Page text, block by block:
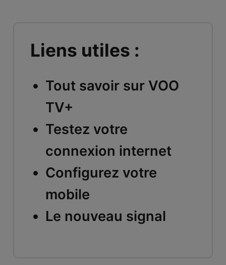
Liens utiles :
Tout savoir sur VOO
TV+
Testez votre
connexion internet
Configurez votre
mobile
Le nouveau signal